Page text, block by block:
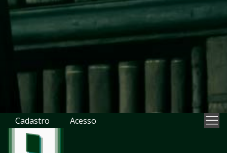
Cadastro Acesso